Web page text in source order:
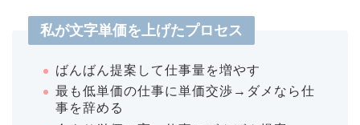
私が文字単価を上げたプロセス
ばんばん提案して仕事量を増やす
最も低単価の仕事に単価交渉→ダメなら仕
事を辞める